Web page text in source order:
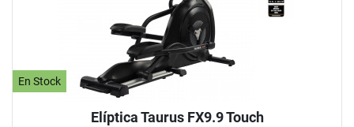
En Stock
Elíptica Taurus FX9.9 Touch